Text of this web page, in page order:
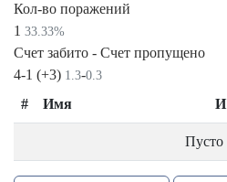
Кол-во поражений
1 33.33%
Счет забито - Счет пропущено
4-1 (+3) 1.3-0.3
# Имя И
Пусто